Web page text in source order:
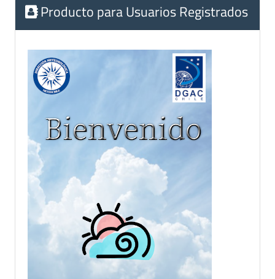
Producto para Usuarios Registrados